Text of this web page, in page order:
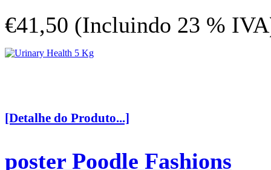
€41,50 (Incluindo 23 %
[Detalhe do Produto...]
poster Poodle Fashions